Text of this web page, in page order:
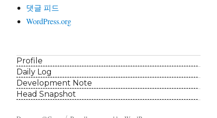
댓글 피드
WordPress.org
Profile
Daily Log
Development Note
Head Snapshot